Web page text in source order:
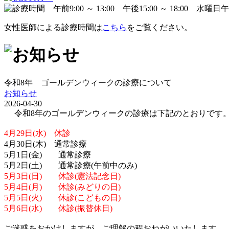
女性医師による診療時間はこちら をご覧ください。
令和8年 ゴールデンウィークの診療について
お知らせ
2026-04-30
令和8年のゴールデンウィークの診療は下記のとおりです
4月29日(水) 休診
4月30日(木) 通常診療
5月1日(金) 通常診療
5月2日(土) 通常診療(午前中のみ)
5月3日(日) 休診(憲法記念日)
5月4日(月) 休診(みどりの日)
5月5日(火) 休診(こどもの日)
5月6日(水) 休診(振替休日)